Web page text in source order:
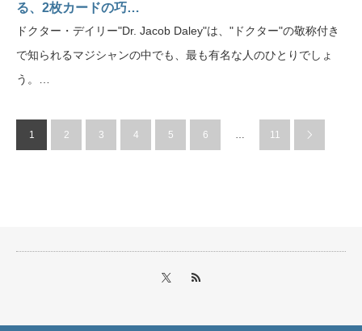
る、2枚カードの巧…
ドクター・デイリー"Dr. Jacob Daley"は、"ドクター"の敬称付き
で知られるマジシャンの中でも、最も有名な人のひとりでしょ
う。…
1 2 3 4 5 6 … 11